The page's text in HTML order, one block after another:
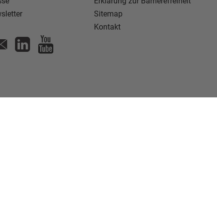
Sitemap
Kontakt